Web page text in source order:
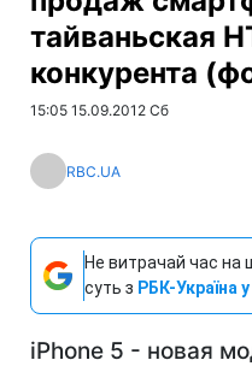
тайваньская
конкурента
15:05 15.09.2012 Сб
RBC.UA
Не витрачай час на
суть з РБК-Україна
iPhone 5 - новая